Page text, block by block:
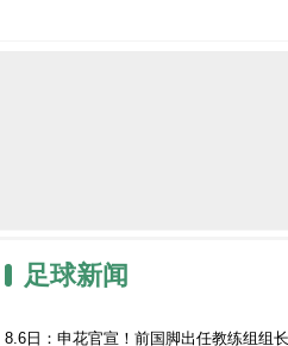
足球新闻
8.6日：申花官宣！前国脚出任教练组组